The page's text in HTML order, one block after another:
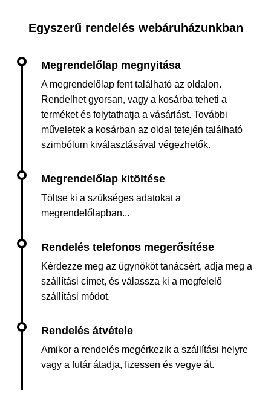
Egyszerű rendelés webáruházunkban
A megrendelőlap fent található az oldalon.
Rendelhet gyorsan, vagy a kosárba teheti a
terméket és folytathatja a vásárlást. További
műveletek a kosárban az oldal tetején található
szimbólum kiválasztásával végezhetők.
Töltse ki a szükséges adatokat a
megrendelőlapban...
Kérdezze meg az ügynököt tanácsért, adja meg a
szállítási címet, és válassza ki a megfelelő
szállítási módot.
Amikor a rendelés megérkezik a szállítási helyre
vagy a futár átadja, fizessen és vegye át.